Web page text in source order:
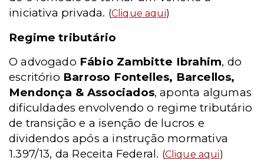
iniciativa privada. (Clique aqui)
Regime tributário
O advogado Fábio Zambitte Ibrahim, do
escritório Barroso Fontelles, Barcellos,
Mendonça & Associados, aponta algumas
dificuldades envolvendo o regime tributário
de transição e a isenção de lucros e
dividendos após a instrução mormativa
1.397/13, da Receita Federal. (Clique aqui)